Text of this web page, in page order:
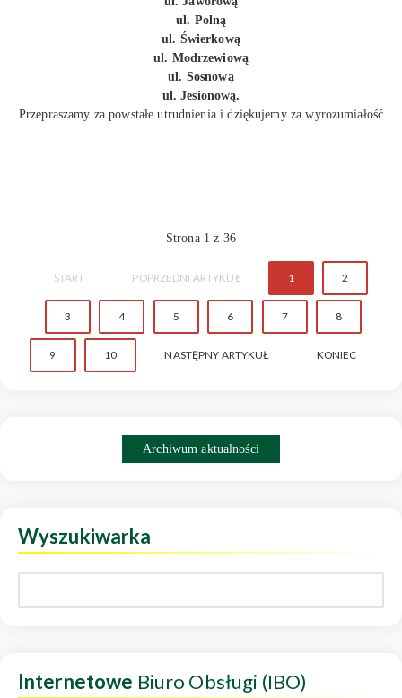
ul. Polną
ul. Świerkową
ul. Modrzewiową
ul. Sosnową
ul. Jesionową.
Przepraszamy za powstałe utrudnienia i dziękujemy za wyrozumiałość
Strona 1 z 36
START POPRZEDNI ARTYKUŁ 1 2
3 4 5 6 7 8
9 10 NASTĘPNY ARTYKUŁ KONIEC
Archiwum aktualności
Wyszukiwarka
Internetowe Biuro Obsługi (IBO)